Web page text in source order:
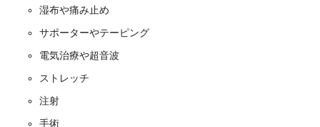
湿布や痛み止め
サポーターやテーピング
電気治療や超音波
ストレッチ
注射
手術